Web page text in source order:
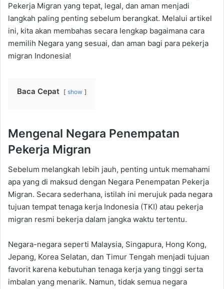
Pekerja Migran yang tepat, legal, dan aman menjadi
langkah paling penting sebelum berangkat. Melalui artikel
ini, kita akan membahas secara lengkap bagaimana cara
memilih Negara yang sesuai, dan aman bagi para pekerja
migran Indonesia!
Baca Cepat show
Mengenal Negara Penempatan
Pekerja Migran
Sebelum melangkah lebih jauh, penting untuk memahami
apa yang di maksud dengan Negara Penempatan Pekerja
Migran. Secara sederhana, istilah ini merujuk pada negara
tujuan tempat tenaga kerja Indonesia (TKI) atau pekerja
migran resmi bekerja dalam jangka waktu tertentu.
Negara-negara seperti Malaysia, Singapura, Hong Kong,
Jepang, Korea Selatan, dan Timur Tengah menjadi tujuan
favorit karena kebutuhan tenaga kerja yang tinggi serta
imbalan yang menarik. Namun, tidak semua negara